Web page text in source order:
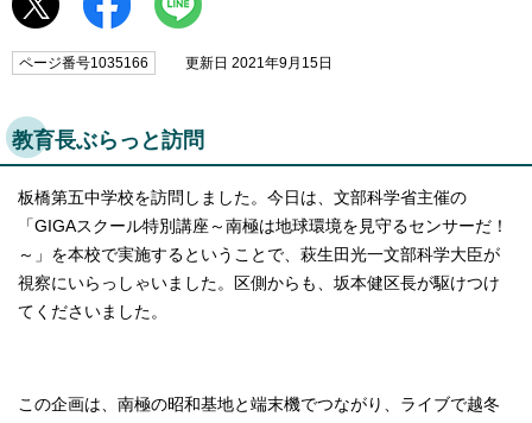
ページ番号1035166 更新日 2021年9月15日
教育長ぶらっと訪問
板橋第五中学校を訪問しました。今日は、文部科学省主催の
「GIGAスクール特別講座～南極は地球環境を見守るセンサーだ！
～」を本校で実施するということで、萩生田光一文部科学大臣が
視察にいらっしゃいました。区側からも、坂本健区長が駆けつけ
てくださいました。
この企画は、南極の昭和基地と端末機でつながり、ライブで越冬